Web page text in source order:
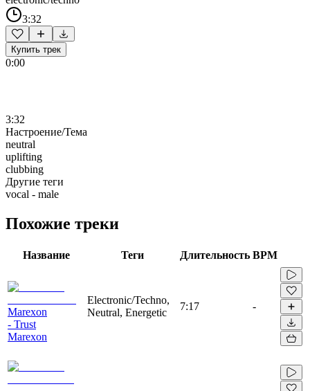
3:32
Купить трек
0:00
3:32
Настроение/Тема
neutral
uplifting
clubbing
Другие теги
vocal - male
Похожие треки
Название Теги Длительность BPM
Marexon
- Trust
Marexon
Electronic/Techno,
Neutral, Energetic
7:17 -